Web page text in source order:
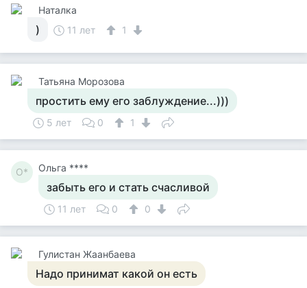
Наталка
) 11 лет 1
Татьяна Морозова
простить ему его заблуждение...)))
5 лет 0 1
О* Ольга ****
забыть его и стать счасливой
11 лет 0 0
Гулистан Жаанбаева
Надо принимат какой он есть